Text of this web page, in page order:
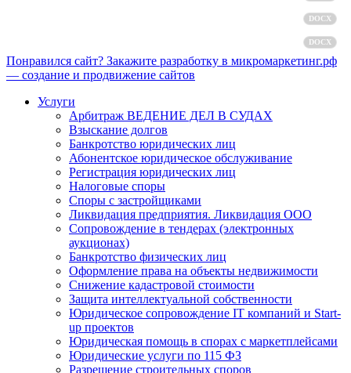
DOCX
DOCX
Понравился сайт? Закажите разработку в микромаркетинг.рф
— создание и продвижение сайтов
Услуги
Арбитраж ВЕДЕНИЕ ДЕЛ В СУДАХ
Взыскание долгов
Банкротство юридических лиц
Абонентское юридическое обслуживание
Регистрация юридических лиц
Налоговые споры
Споры с застройщиками
Ликвидация предприятия. Ликвидация ООО
Сопровождение в тендерах (электронных
аукционах)
Банкротство физических лиц
Оформление права на объекты недвижимости
Снижение кадастровой стоимости
Защита интеллектуальной собственности
Юридическое сопровождение IT компаний и Start-
up проектов
Юридическая помощь в спорах с маркетплейсами
Юридические услуги по 115 ФЗ
Разрешение строительных споров